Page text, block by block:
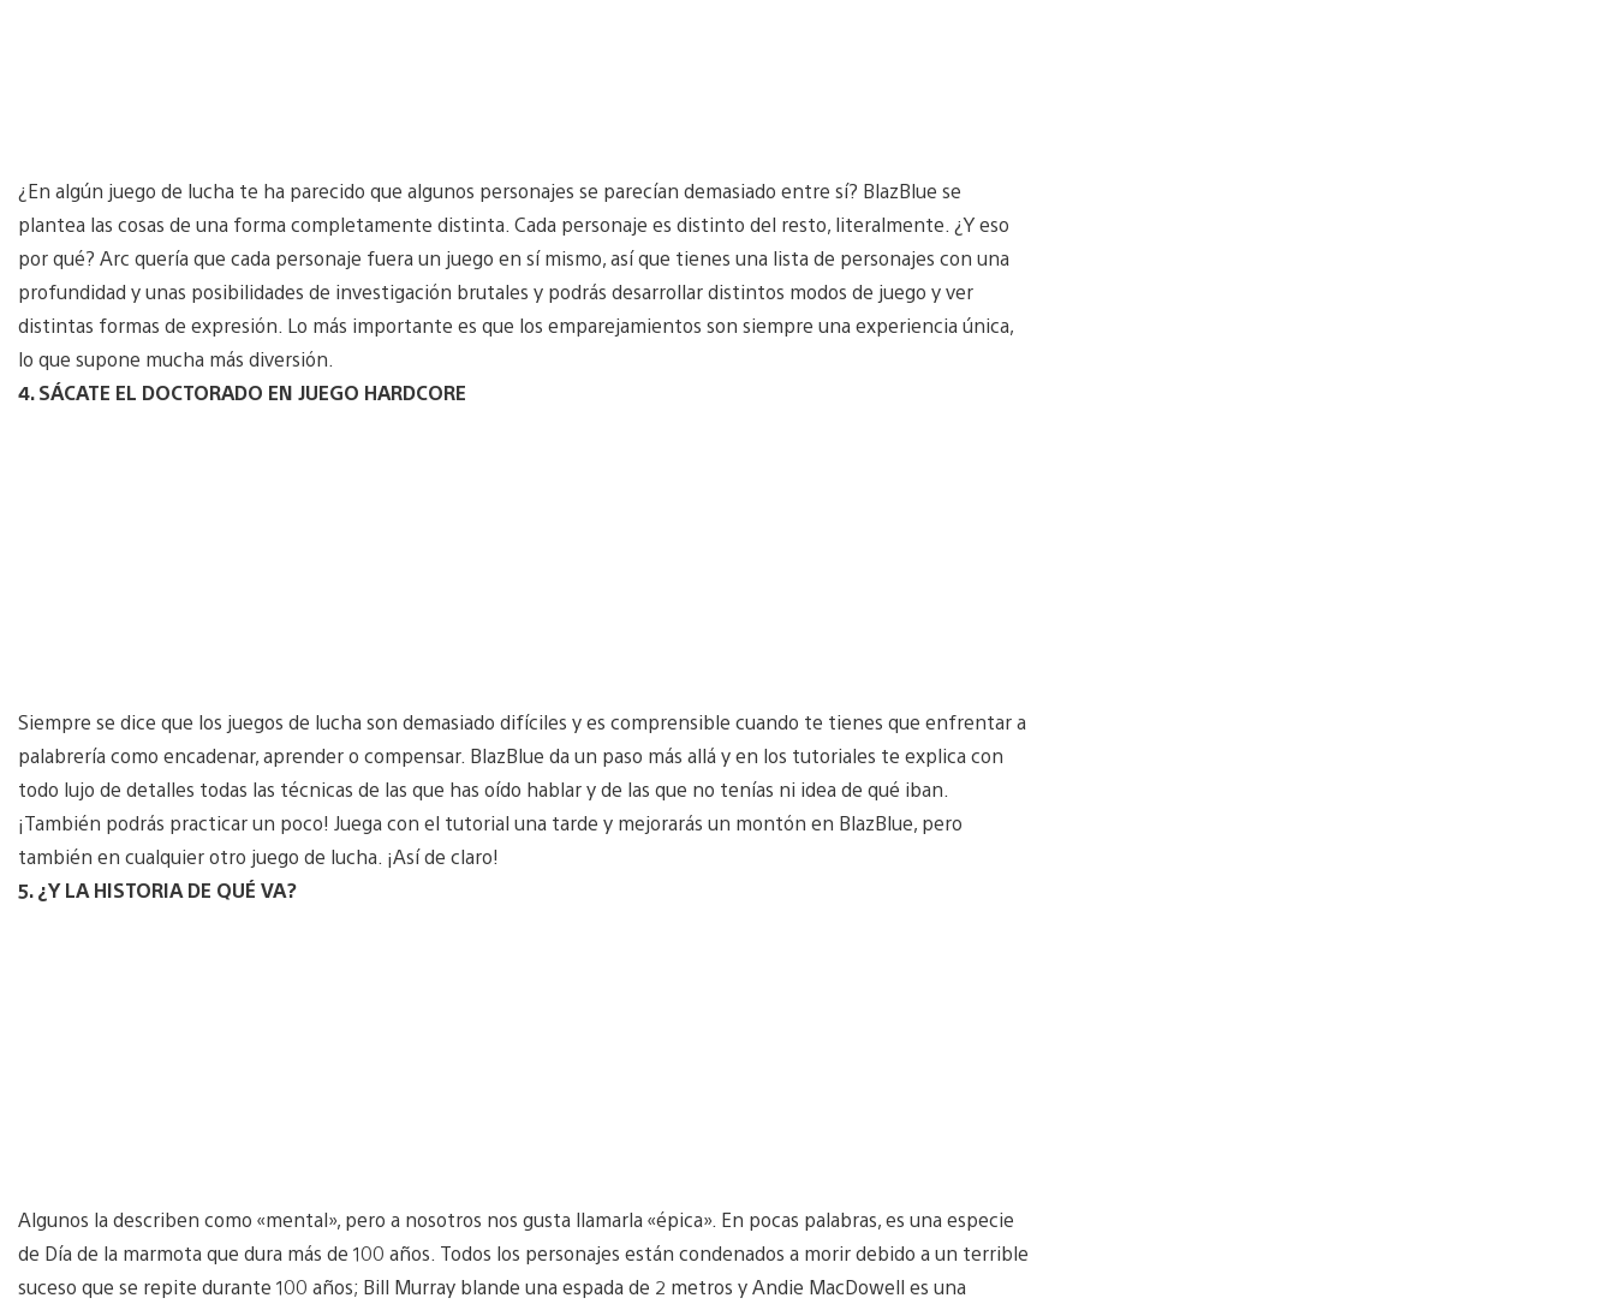
¿En algún juego de lucha te ha parecido que algunos personajes se parecían demasiado entre sí? BlazBlue se
plantea las cosas de una forma completamente distinta. Cada personaje es distinto del resto, literalmente. ¿Y eso
por qué? Arc quería que cada personaje fuera un juego en sí mismo, así que tienes una lista de personajes con una
profundidad y unas posibilidades de investigación brutales y podrás desarrollar distintos modos de juego y ver
distintas formas de expresión. Lo más importante es que los emparejamientos son siempre una experiencia única,
lo que supone mucha más diversión.
4. SÁCATE EL DOCTORADO EN JUEGO HARDCORE
Siempre se dice que los juegos de lucha son demasiado difíciles y es comprensible cuando te tienes que enfrentar a
palabrería como encadenar, aprender o compensar. BlazBlue da un paso más allá y en los tutoriales te explica con
todo lujo de detalles todas las técnicas de las que has oído hablar y de las que no tenías ni idea de qué iban.
¡También podrás practicar un poco! Juega con el tutorial una tarde y mejorarás un montón en BlazBlue, pero
también en cualquier otro juego de lucha. ¡Así de claro!
5. ¿Y LA HISTORIA DE QUÉ VA?
Algunos la describen como «mental», pero a nosotros nos gusta llamarla «épica». En pocas palabras, es una especie
de Día de la marmota que dura más de 100 años. Todos los personajes están condenados a morir debido a un terrible
suceso que se repite durante 100 años; Bill Murray blande una espada de 2 metros y Andie MacDowell es una